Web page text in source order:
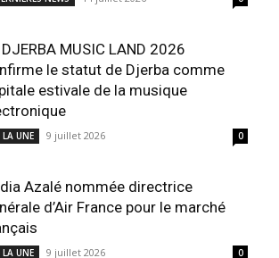
MUSIC LAND 2026
le statut de Djerba comme
estivale de la musique
LA UNE 9 juillet 2026 0
Azalé nommée directrice
d’Air France pour le marché
LA UNE 9 juillet 2026 0